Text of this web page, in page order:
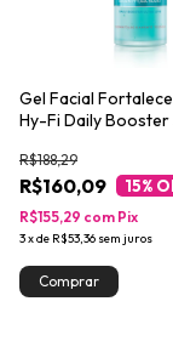
Gel Facial
Hy-Fi Daily Booster
R$160,09
R$188,29
15%
3xde R$53,36 sem juros
R$155,29 com Pix